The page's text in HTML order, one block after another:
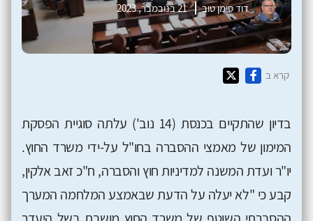
דוד סימן טוב 21 בנובמבר, 2023
קרא ב
בדיון שהתקיים בכנסת (14 נוב') עלתה סוגיית הפסקת
המימון של מאמצי ההסברה בחו"ל על-ידי משרד החוץ.
יו"ר ועדת המשנה למדיניות חוץ והסברה, ח"כ זאב אלקין,
קבע כי "לא יעלה על הדעת שבאמצע המלחמה המערך